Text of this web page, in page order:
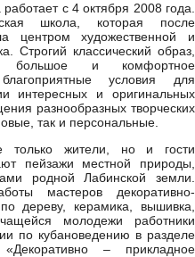
с 4 октября 2008 года.
школа, которая после
центром художественной и
Строгий классический образ,
большое и комфортное
условия для
интересных и оригинальных
разнообразных творческих
так и персональные.
только жители, но и гости
пейзажи местной природы,
родной Лабинской земли.
мастеров декоративно-
дереву, керамика, вышивка,
молодежи работники
по кубановедению в разделе
– прикладное